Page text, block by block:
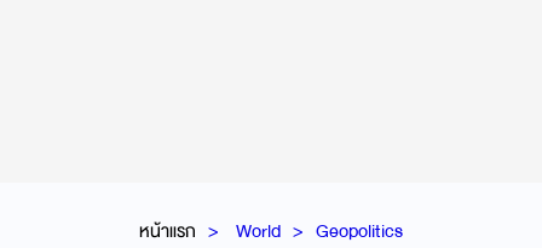
หน้าแรก World Geopolitics